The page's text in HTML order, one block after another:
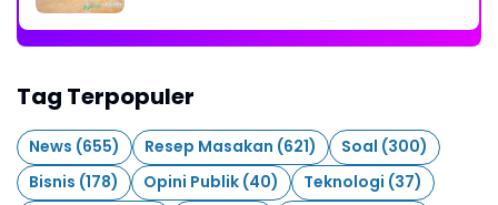
Tag Terpopuler
News (655) Resep Masakan (621) Soal (300)
Bisnis (178) Opini Publik (40) Teknologi (37)